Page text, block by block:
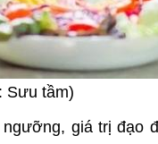
Sưu tầm)
giá trị đạo